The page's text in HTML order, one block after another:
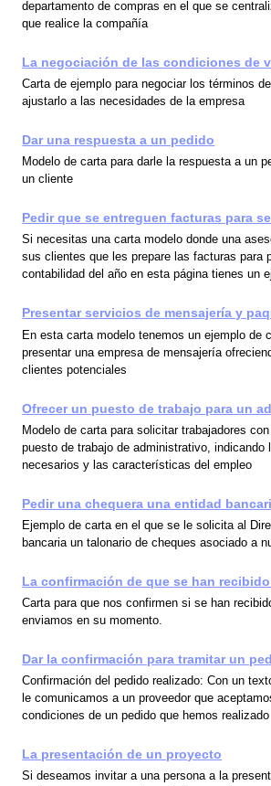
departamento de compras en el que se
que realice la compañía
La negociación de las condiciones de
Carta de ejemplo para negociar los términos
ajustarlo a las necesidades de la empresa
Dar una respuesta a un pedido
Modelo de carta para darle la respuesta a un
un cliente
Pedir que se entreguen facturas para
Si necesitas una carta modelo donde una
sus clientes que les prepare las facturas para
contabilidad del año en esta página tienes un
Presentar servicios de mensajería y
En esta carta modelo tenemos un ejemplo de
presentar una empresa de mensajería
clientes potenciales
Ofrecer un puesto de trabajo para un
Modelo de carta para solicitar trabajadores
puesto de trabajo de administrativo, indicando
necesarios y las características del empleo
Pedir una chequera una entidad
Ejemplo de carta en el que se le solicita al
bancaria un talonario de cheques asociado a
La confirmación de que se han
Carta para que nos confirmen si se han
enviamos en su momento.
Dar la confirmación para tramitar un
Confirmación del pedido realizado: Con un
le comunicamos a un proveedor que
condiciones de un pedido que hemos realizado
La presentación de un proyecto
Si deseamos invitar a una persona a la